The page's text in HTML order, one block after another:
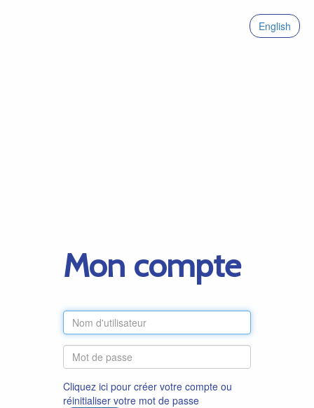
English
Mon compte
Cliquez ici pour créer votre compte ou
réinitialiser votre mot de passe